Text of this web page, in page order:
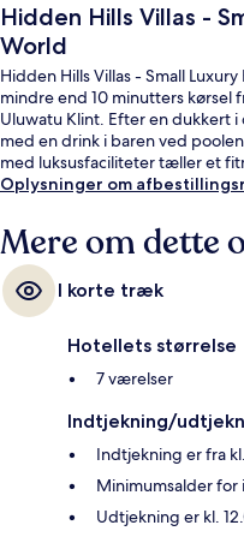
Hidden Hills Villas -
World
Hidden Hills Villas - Small
mindre end 10 minutters kørsel
Uluwatu Klint. Efter en dukkert
med en drink i baren ved
med luksusfaciliteter tæller et
Oplysninger om
Mere om dette
I korte træk
Hotellets størrelse
7 værelser
Indtjekning/
Indtjekning er fra
Minimumsalder for
Udtjekning er kl.